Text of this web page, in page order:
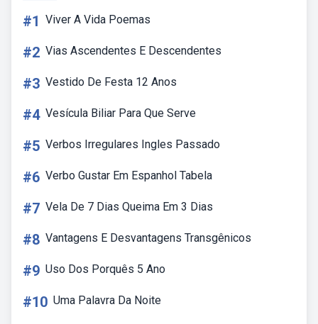
#1 Viver A Vida Poemas
#2 Vias Ascendentes E Descendentes
#3 Vestido De Festa 12 Anos
#4 Vesícula Biliar Para Que Serve
#5 Verbos Irregulares Ingles Passado
#6 Verbo Gustar Em Espanhol Tabela
#7 Vela De 7 Dias Queima Em 3 Dias
#8 Vantagens E Desvantagens Transgênicos
#9 Uso Dos Porquês 5 Ano
#10 Uma Palavra Da Noite